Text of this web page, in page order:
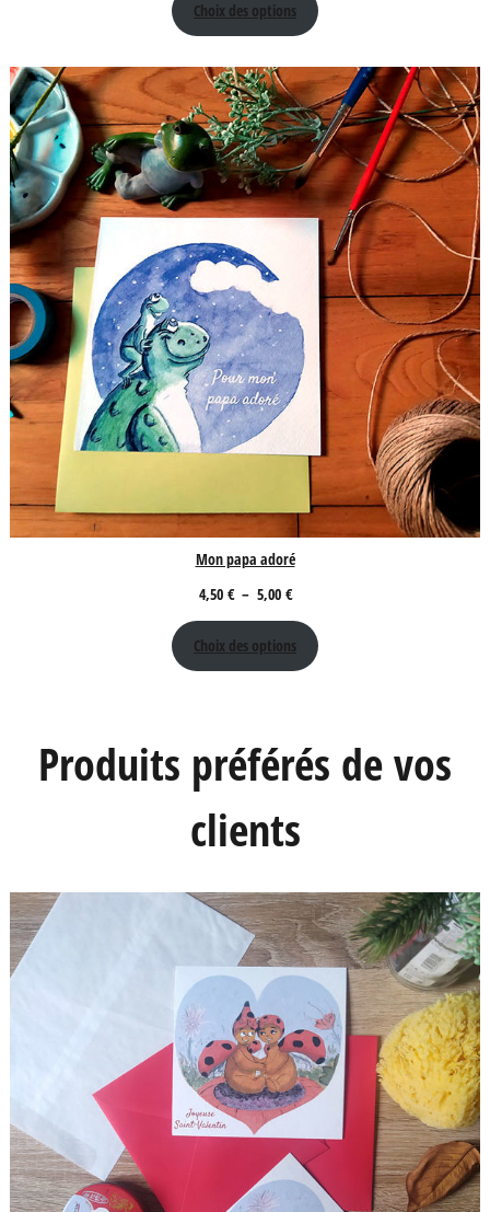
prix :
15,00 €
à
20,00 €
Choix des options
Mon papa adoré
4,50 € – 5,00 €Plage
de
prix :
4,50 €
Choix des options
Produits préférés de vos
clients